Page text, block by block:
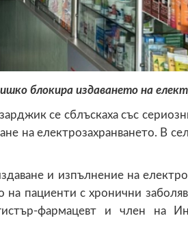
блокира издаването на
се сблъскаха със
на електрозахранването. В
и изпълнение на
на пациенти с хронични
фармацевт и член на